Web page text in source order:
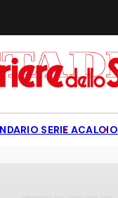
SERIE ACALCIO